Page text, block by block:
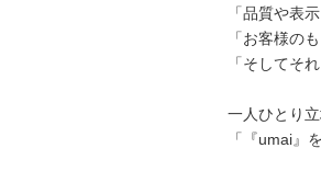
「品質や表
「お客様の
「そしてそ
一人ひとり
「『umai』